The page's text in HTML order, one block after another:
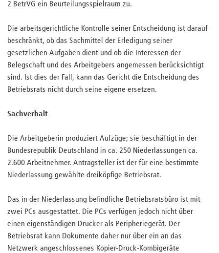
2 BetrVG ein Beurteilungsspielraum zu.
Die arbeitsgerichtliche Kontrolle seiner Entscheidung ist darauf
beschränkt, ob das Sachmittel der Erledigung seiner
gesetzlichen Aufgaben dient und ob die Interessen der
Belegschaft und des Arbeitgebers angemessen berücksichtigt
sind. Ist dies der Fall, kann das Gericht die Entscheidung des
Betriebsrats nicht durch seine eigene ersetzen.
Sachverhalt
Die Arbeitgeberin produziert Aufzüge; sie beschäftigt in der
Bundesrepublik Deutschland in ca. 250 Niederlassungen ca.
2.600 Arbeitnehmer. Antragsteller ist der für eine bestimmte
Niederlassung gewählte dreiköpfige Betriebsrat.
Das in der Niederlassung befindliche Betriebsratsbüro ist mit
zwei PCs ausgestattet. Die PCs verfügen jedoch nicht über
einen eigenständigen Drucker als Peripheriegerät. Der
Betriebsrat kann Dokumente daher nur über ein an das
Netzwerk angeschlossenes Kopier-Druck-Kombigeräte